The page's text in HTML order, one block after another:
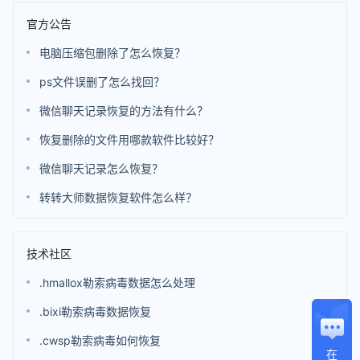
官方公告
电脑压缩包删除了怎么恢复？
ps文件误删了怎么找回？
微信聊天记录恢复的方法有什么？
恢复删除的文件用哪款软件比较好？
微信聊天记录怎么恢复？
转转大师数据恢复软件怎么样？
技术社区
.hmallox勒索病毒数据怎么处理
.bixi勒索病毒数据恢复
.cwsp勒索病毒如何恢复
在